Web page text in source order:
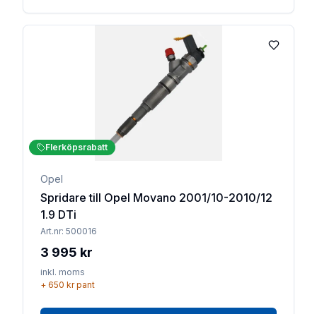
Lägg till
Flerköpsrabatt
Opel
Spridare till Opel Movano 2001/10-2010/12
1.9 DTi
Art.nr: 500016
3 995 kr
inkl. moms
+ 650 krpant